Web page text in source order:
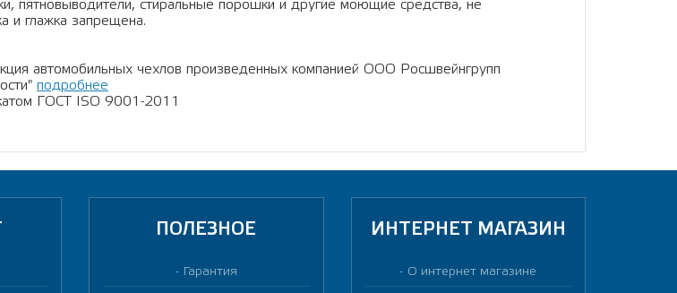
пятновыводители, стиральные порошки и другие моющие средства, не
и глажка запрещена.
автомобильных чехлов произведенных компанией ООО Росшвейнгрупп
подробнее
ГОСТ ISO 9001-2011
ПОЛЕЗНОЕ
Гарантия
ИНТЕРНЕТ МАГАЗИН
О интернет магазине